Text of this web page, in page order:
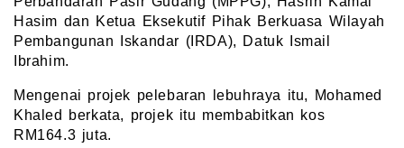
Hasim dan Ketua Eksekutif Pihak Berkuasa Wilayah
Pembangunan Iskandar (IRDA), Datuk Ismail
Ibrahim.
Mengenai projek pelebaran lebuhraya itu, Mohamed
Khaled berkata, projek itu membabitkan kos
RM164.3 juta.